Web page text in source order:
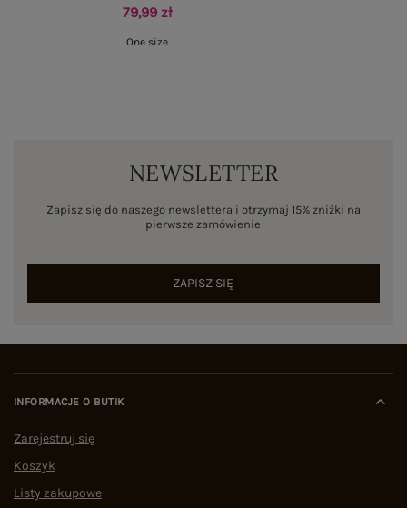
79,99 zł
One size
NEWSLETTER
Zapisz się do naszego newslettera i otrzymaj 15% zniżki na
pierwsze zamówienie
ZAPISZ SIĘ
INFORMACJE O BUTIK
Zarejestruj się
Koszyk
Listy zakupowe